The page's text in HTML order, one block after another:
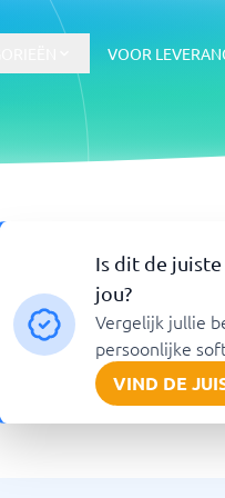
VOOR
Is dit de
jou?
Vergelijk jullie
persoonlijke
VIND DE